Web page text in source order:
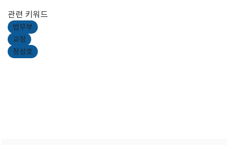
관련 키워드
법무부
교정
정성호